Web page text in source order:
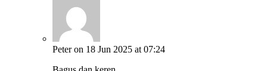
Peter on 18 Jun 2025 at 07:24